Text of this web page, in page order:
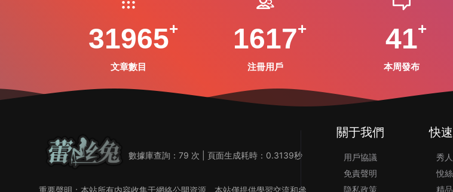
31965
文章數目
1617
注冊用戶
41
本周發布
數據庫查詢：79 次 | 頁面生成耗時：0.3139秒
重要聲明：本站所有内容收集于網絡公開資源，本站僅提供學習交流和參
關于我們
用戶協議
免責聲明
隐私政策
快
秀
悅
精